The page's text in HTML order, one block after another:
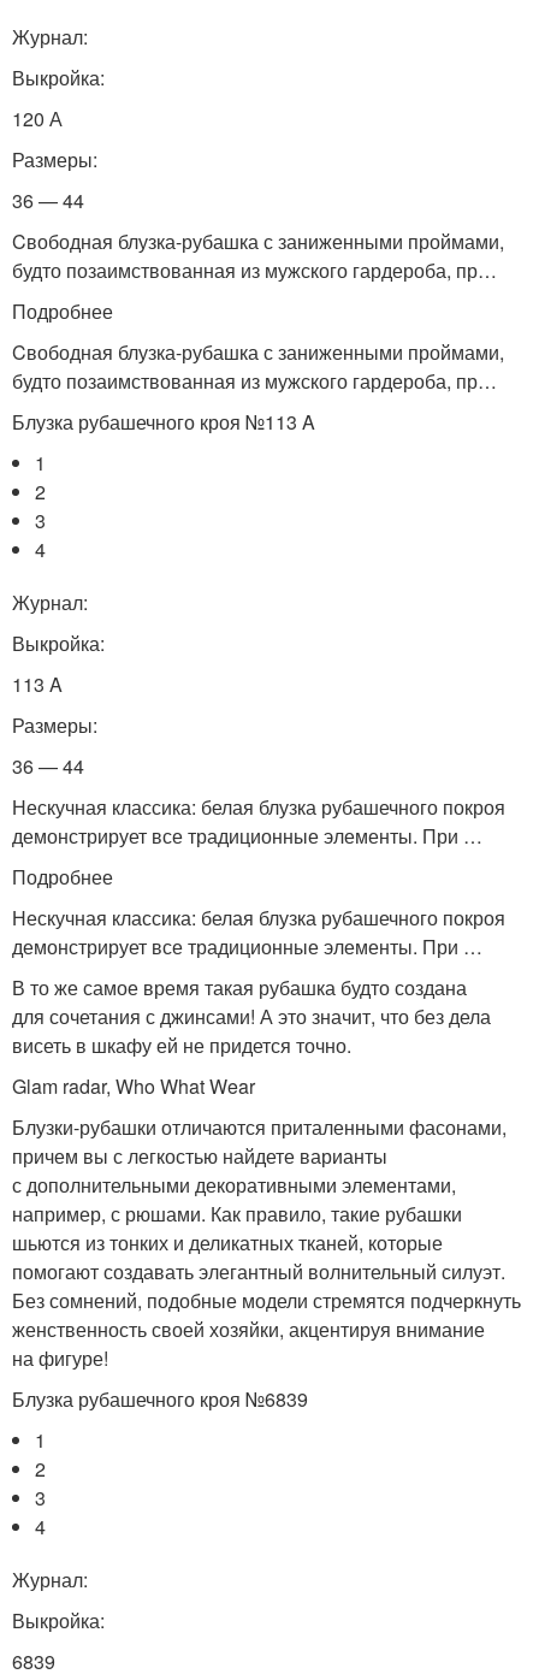
Журнал:
Выкройка:
120 А
Размеры:
36 — 44
Cвободная блузка-рубашка с заниженными проймами,
будто позаимствованная из мужского гардероба, пр…
Подробнее
Cвободная блузка-рубашка с заниженными проймами,
будто позаимствованная из мужского гардероба, пр…
Блузка рубашечного кроя №113 A
1
2
3
4
Журнал:
Выкройка:
113 A
Размеры:
36 — 44
Нескучная классика: белая блузка рубашечного покроя
демонстрирует все традиционные элементы. При …
Подробнее
Нескучная классика: белая блузка рубашечного покроя
демонстрирует все традиционные элементы. При …
В то же самое время такая рубашка будто создана
для сочетания с джинсами! А это значит, что без дела
висеть в шкафу ей не придется точно.
Glam radar, Who What Wear
Блузки-рубашки отличаются приталенными фасонами,
причем вы с легкостью найдете варианты
с дополнительными декоративными элементами,
например, с рюшами. Как правило, такие рубашки
шьются из тонких и деликатных тканей, которые
помогают создавать элегантный волнительный силуэт.
Без сомнений, подобные модели стремятся подчеркнуть
женственность своей хозяйки, акцентируя внимание
на фигуре!
Блузка рубашечного кроя №6839
1
2
3
4
Журнал:
Выкройка:
6839